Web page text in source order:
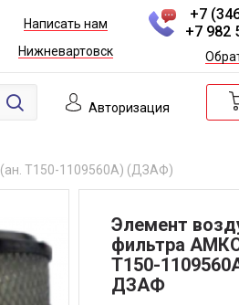
Написать нам
Нижневартовск
+7
+7 982
Авторизация
Т150-1109560А) (ДЗАФ)
Элемент
фильтра
Т150-
ДЗАФ